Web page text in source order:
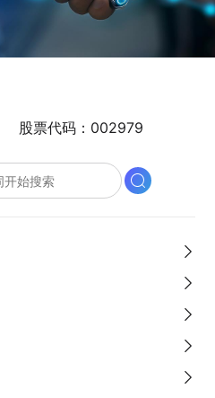
股票代码： 002979